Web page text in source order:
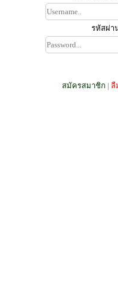
รหัสผ่า
สมัครสมาชิก | ลื